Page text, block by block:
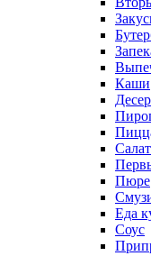
Каши
Пюре
Еда
Соус